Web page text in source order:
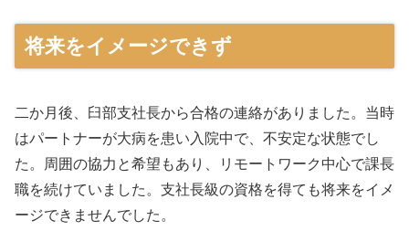
将来をイメージできず
二か月後、臼部支社長から合格の連絡がありました。当時
はパートナーが大病を患い入院中で、不安定な状態でし
た。周囲の協力と希望もあり、リモートワーク中心で課長
職を続けていました。支社長級の資格を得ても将来をイメ
ージできませんでした。